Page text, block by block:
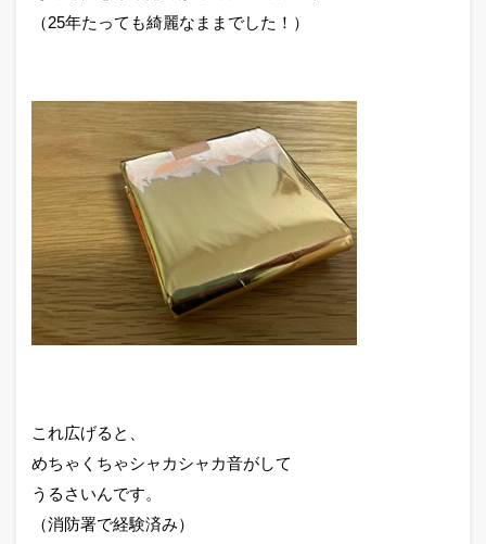
（25年たっても綺麗なままでした！）
これ広げると、
めちゃくちゃシャカシャカ音がして
うるさいんです。
（消防署で経験済み）